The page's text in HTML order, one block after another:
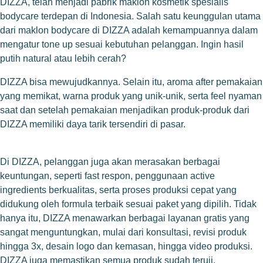
DIZZA, telah menjadi pabrik maklon kosmetik spesialis
bodycare terdepan di Indonesia. Salah satu keunggulan utama
dari maklon bodycare di DIZZA adalah kemampuannya dalam
mengatur tone up sesuai kebutuhan pelanggan. Ingin hasil
putih natural atau lebih cerah?
DIZZA bisa mewujudkannya. Selain itu, aroma after pemakaian
yang memikat, warna produk yang unik-unik, serta feel nyaman
saat dan setelah pemakaian menjadikan produk-produk dari
DIZZA memiliki daya tarik tersendiri di pasar.
Di DIZZA, pelanggan juga akan merasakan berbagai
keuntungan, seperti fast respon, penggunaan active
ingredients berkualitas, serta proses produksi cepat yang
didukung oleh formula terbaik sesuai paket yang dipilih. Tidak
hanya itu, DIZZA menawarkan berbagai layanan gratis yang
sangat menguntungkan, mulai dari konsultasi, revisi produk
hingga 3x, desain logo dan kemasan, hingga video produksi.
DIZZA juga memastikan semua produk sudah teruji,